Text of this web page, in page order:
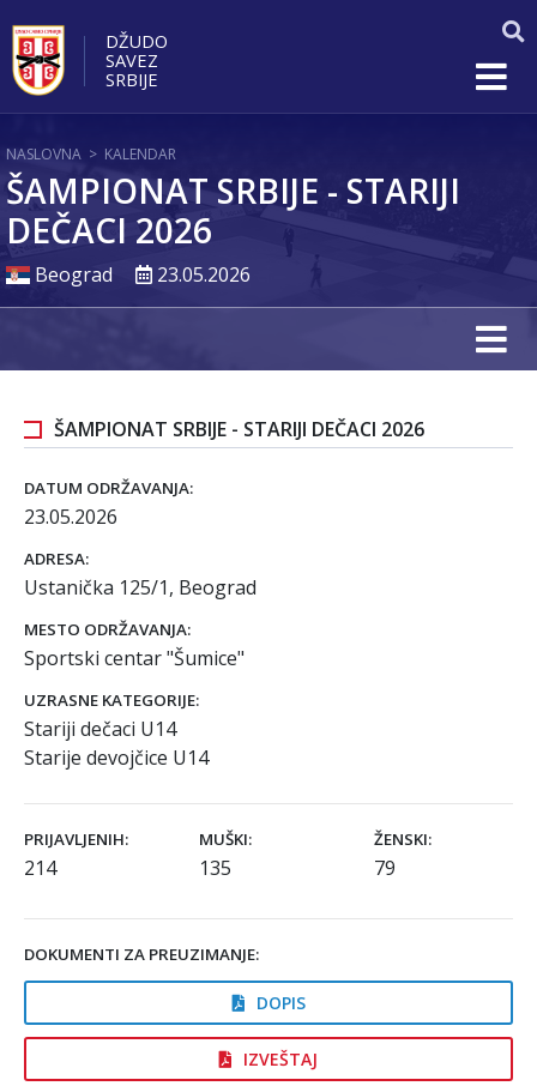
DŽUDO
SAVEZ
SRBIJE
NASLOVNA > KALENDAR
ŠAMPIONAT SRBIJE - STARIJI
DEČACI 2026
Beograd 23.05.2026
ŠAMPIONAT SRBIJE - STARIJI DEČACI 2026
DATUM ODRŽAVANJA:
23.05.2026
ADRESA:
Ustanička 125/1, Beograd
MESTO ODRŽAVANJA:
Sportski centar "Šumice"
UZRASNE KATEGORIJE:
Stariji dečaci U14
Starije devojčice U14
PRIJAVLJENIH:
214
MUŠKI:
135
ŽENSKI:
79
DOKUMENTI ZA PREUZIMANJE:
DOPIS
IZVEŠTAJ